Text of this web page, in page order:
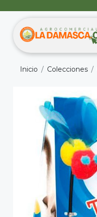
Inicio Colecciones